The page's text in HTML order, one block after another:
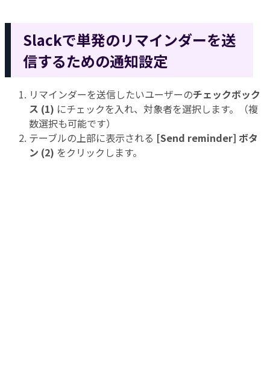
Slackで単発のリマインダーを送
信するための通知設定
リマインダーを送信したいユーザーのチェックボック
ス (1) にチェックを入れ、対象者を選択します。（複
数選択も可能です）
テーブルの上部に表示される [Send reminder] ボタ
ン (2) をクリックします。